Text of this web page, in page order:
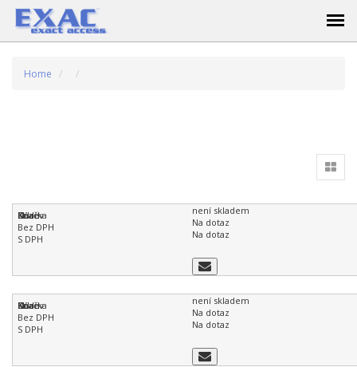
Home
není skladem
Na dotaz
Na dotaz
není skladem
Na dotaz
Na dotaz